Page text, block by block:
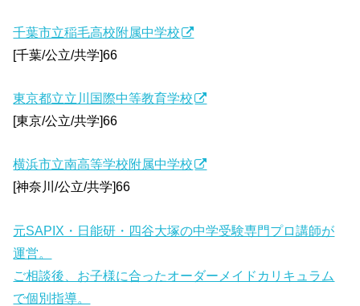
千葉市立稲毛高校附属中学校
[千葉/公立/共学]66
東京都立立川国際中等教育学校
[東京/公立/共学]66
横浜市立南高等学校附属中学校
[神奈川/公立/共学]66
元SAPIX・日能研・四谷大塚の中学受験専門プロ講師が
運営。
ご相談後、お子様に合ったオーダーメイドカリキュラム
で個別指導。